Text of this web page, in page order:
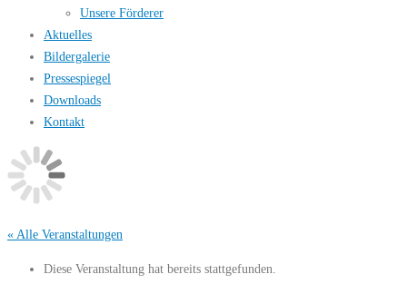
Unsere Förderer
Aktuelles
Bildergalerie
Pressespiegel
Downloads
Kontakt
« Alle Veranstaltungen
Diese Veranstaltung hat bereits stattgefunden.